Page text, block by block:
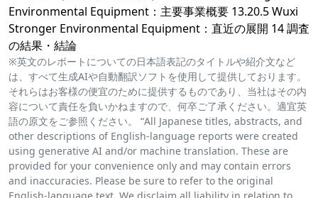
Environmental Equipment：主要事業概要 13.20.5 Wuxi
Stronger Environmental Equipment：直近の展開 14 調査
の結果・結論
※英文のレポートについての日本語表記のタイトルや紹介文など
は、すべて生成AIや自動翻訳ソフトを使用して提供しております。
それらはお客様の便宜のために提供するものであり、当社はその内
容について責任を負いかねますので、何卒ご了承ください。適宜英
語の原文をご参照ください。 “All Japanese titles, abstracts, and
other descriptions of English-language reports were created
using generative AI and/or machine translation. These are
provided for your convenience only and may contain errors
and inaccuracies. Please be sure to refer to the original